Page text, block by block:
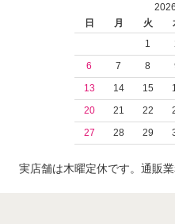
日
月 火
1
6
7 8
13
14 15
20
21 22
27
28 29
実店舗は木曜定休です。通販業